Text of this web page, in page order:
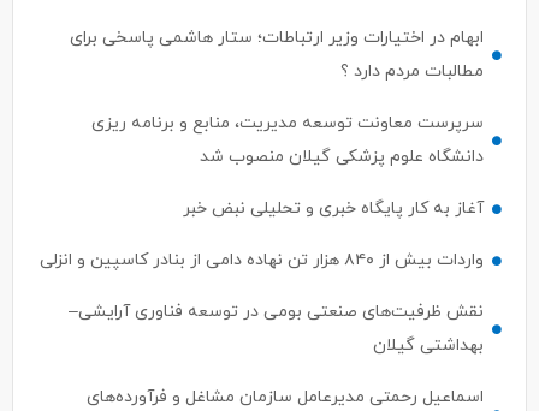
ابهام در اختیارات وزیر ارتباطات؛ ستار هاشمی پاسخی برای
مطالبات مردم دارد ؟
سرپرست معاونت توسعه مدیریت، منابع و برنامه ریزی
دانشگاه علوم پزشکی گیلان منصوب شد
آغاز به کار پایگاه خبری و تحلیلی نبض خبر
واردات بیش از ۸۴۰ هزار تن نهاده دامی از بنادر كاسپین و انزلی
نقش ظرفیت‌های صنعتی بومی در توسعه فناوری آرایشی–
بهداشتی گیلان
اسماعیل رحمتی مدیرعامل سازمان مشاغل و فرآورده‌های